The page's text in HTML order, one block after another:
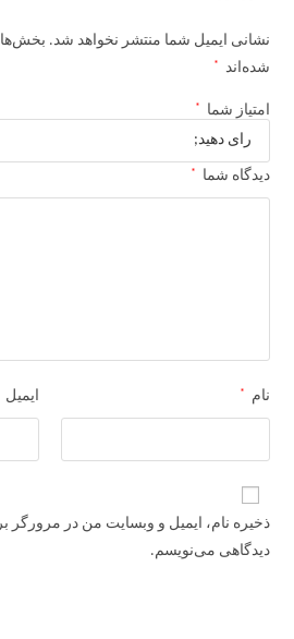
نشانی ایمیل شما منتشر نخواهد شد.
شده‌اند
*
امتیاز شما *
دیدگاه شما *
نام * ایمیل
ذخیره نام، ایمیل و وبسایت من در مرورگر
دیدگاهی می‌نویسم.